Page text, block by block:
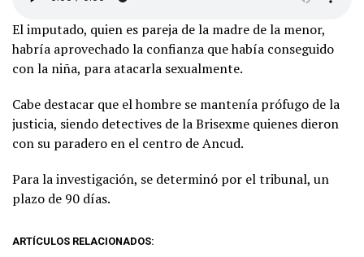
El imputado, quien es pareja de la madre de la menor,
habría aprovechado la confianza que había conseguido
con la niña, para atacarla sexualmente.
Cabe destacar que el hombre se mantenía prófugo de la
justicia, siendo detectives de la Brisexme quienes dieron
con su paradero en el centro de Ancud.
Para la investigación, se determinó por el tribunal, un
plazo de 90 días.
ARTÍCULOS RELACIONADOS: